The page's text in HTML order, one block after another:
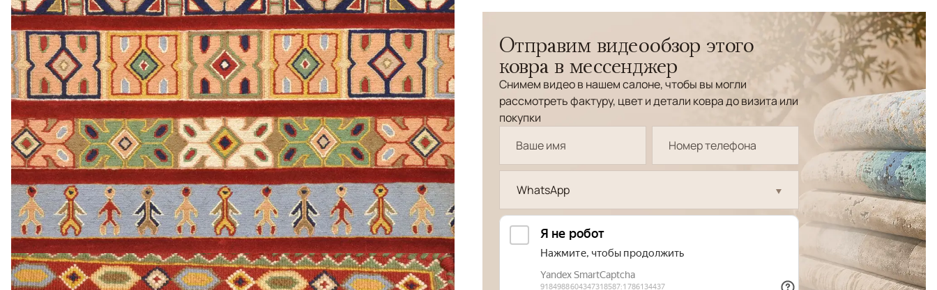
Отправим видеообзор этого
ковра в мессенджер
Снимем видео в нашем салоне, чтобы вы могли
рассмотреть фактуру, цвет и детали ковра до визита или
покупки
WhatsApp